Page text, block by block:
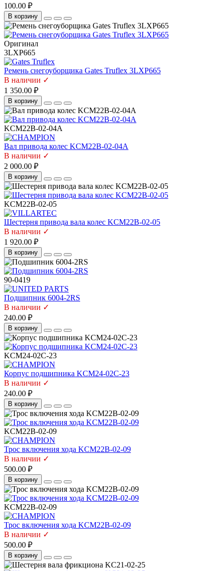
100.00 ₽
В корзину
Оригинал
3LXP665
Ремень снегоуборщика Gates Truflex 3LXP665
В наличии ✓
1 350.00 ₽
В корзину
KCM22B-02-04A
Вал привода колес KCM22B-02-04A
В наличии ✓
2 000.00 ₽
В корзину
KCM22B-02-05
Шестерня привода вала колес KCM22B-02-05
В наличии ✓
1 920.00 ₽
В корзину
90-0419
Подшипник 6004-2RS
В наличии ✓
240.00 ₽
В корзину
KCM24-02C-23
Корпус подшипника KCM24-02C-23
В наличии ✓
240.00 ₽
В корзину
KCM22B-02-09
Трос включения хода KCM22B-02-09
В наличии ✓
500.00 ₽
В корзину
KCM22B-02-09
Трос включения хода KCM22B-02-09
В наличии ✓
500.00 ₽
В корзину